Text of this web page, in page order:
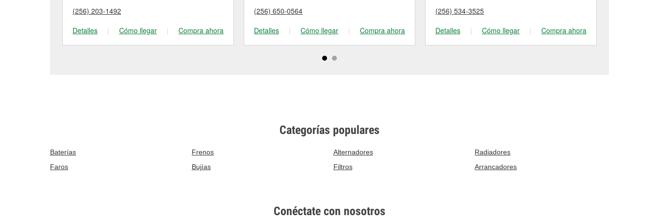
(256) 203-1492
Detalles
| Cómo llegar | Compra ahora
(256) 650-0564
Detalles
| Cómo llegar | Compra ahora
(256) 534-3525
Detalles
| Cómo llegar | Compra ahora
Categorías populares
Baterías Frenos Alternadores
Radiadores
Faros
Bujías Filtros Arrancadores
Conéctate con nosotros